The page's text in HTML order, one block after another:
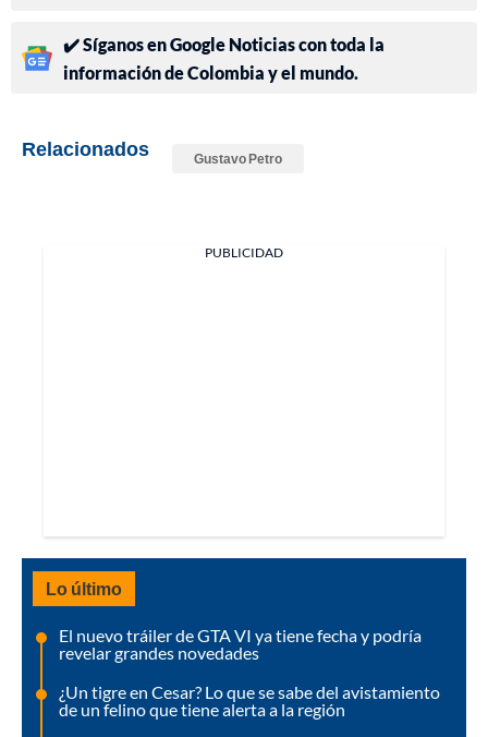
✔️ Síganos en Google Noticias con toda la
información de Colombia y el mundo.
Relacionados Gustavo Petro
PUBLICIDAD
Lo último
El nuevo tráiler de GTA VI ya tiene fecha y podría
revelar grandes novedades
¿Un tigre en Cesar? Lo que se sabe del avistamiento
de un felino que tiene alerta a la región